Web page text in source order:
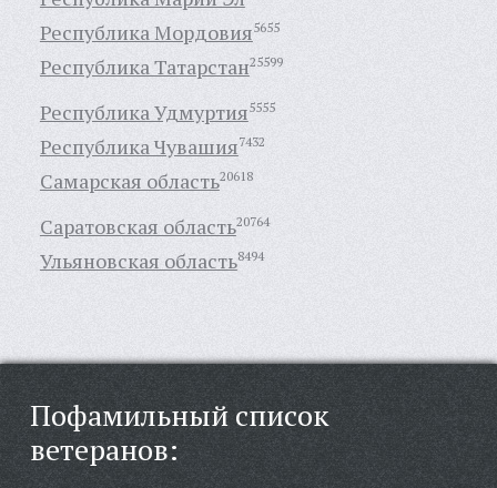
Республика Мордовия5655
Республика Татарстан25599
Республика Удмуртия5555
Республика Чувашия7432
Самарская область20618
Саратовская область20764
Ульяновская область8494
Пофамильный список
ветеранов: